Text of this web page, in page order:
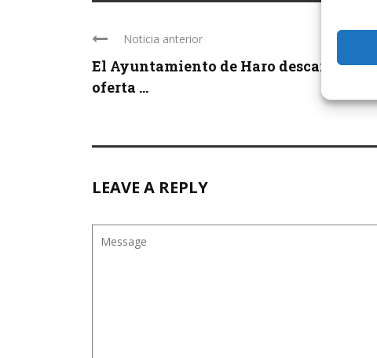
Noticia anterior
El Ayuntamiento de Haro descartó la
oferta ...
LEAVE A REPLY